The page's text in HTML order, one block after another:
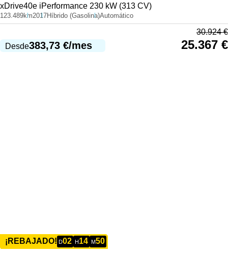
xDrive40e iPerformance 230 kW (313 CV)
123.489km2017Híbrido (Gasolina)Automático
Desde383,73 €/mes
30.924€
25.367 €
¡REBAJADO! D02 H14 M50